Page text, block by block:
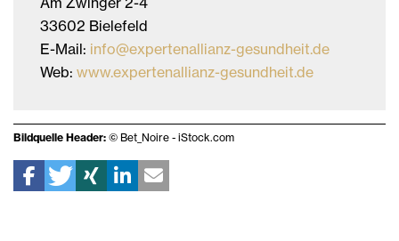
33602 Bielefeld
E-Mail: info@expertenallianz-gesundheit.de
Web: www.expertenallianz-gesundheit.de
Bildquelle Header: © Bet_Noire - iStock.com